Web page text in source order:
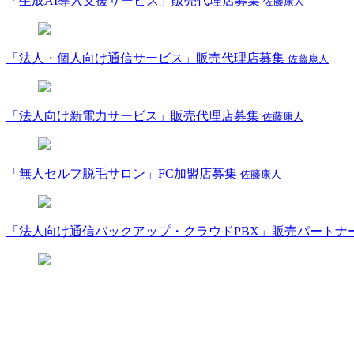
「法人・個人向け通信サービス」販売代理店募集 佐藤康人
「法人向け新電力サービス」販売代理店募集 佐藤康人
「無人セルフ脱毛サロン」FC加盟店募集 佐藤康人
「法人向け通信バックアップ・クラウドPBX」販売パートナ